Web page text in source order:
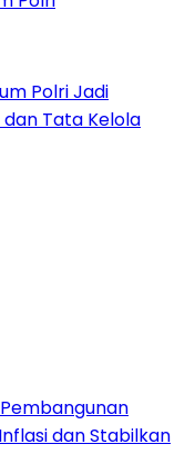
Polri Jadi
Tata Kelola
dan Stabilkan